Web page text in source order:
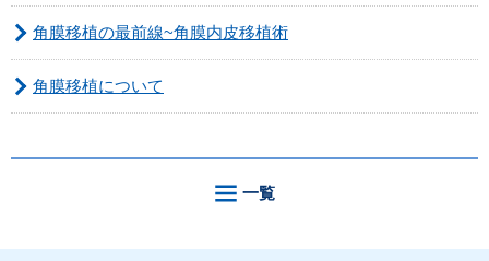
角膜移植の最前線~角膜内皮移植術
角膜移植について
一覧